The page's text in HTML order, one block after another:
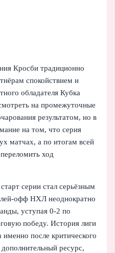
Кросби традиционно
спокойствием и
обладателя Кубка
на промежуточные
результатом, но в
на том, что серия
матчах, а по итогам всей
ход
серии стал серьёзным
офф НХЛ неоднократно
уступая 0-2 по
победу. История лиги
именно после критического
ресурс,